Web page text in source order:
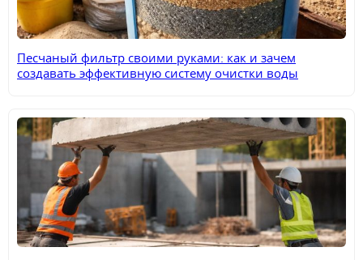
Песчаный фильтр своими руками: как и зачем
создавать эффективную систему очистки воды